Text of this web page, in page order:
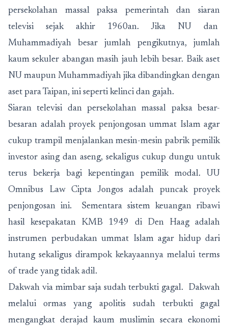
persekolahan massal paksa pemerintah dan siaran
televisi sejak akhir 1960an. Jika NU dan
Muhammadiyah besar jumlah pengikutnya, jumlah
kaum sekuler abangan masih jauh lebih besar. Baik aset
NU maupun Muhammadiyah jika dibandingkan dengan
aset para Taipan, ini seperti kelinci dan gajah.
Siaran televisi dan persekolahan massal paksa besar-
besaran adalah proyek penjongosan ummat Islam agar
cukup trampil menjalankan mesin-mesin pabrik pemilik
investor asing dan aseng, sekaligus cukup dungu untuk
terus bekerja bagi kepentingan pemilik modal. UU
Omnibus Law Cipta Jongos adalah puncak proyek
penjongosan ini. Sementara sistem keuangan ribawi
hasil kesepakatan KMB 1949 di Den Haag adalah
instrumen perbudakan ummat Islam agar hidup dari
hutang sekaligus dirampok kekayaannya melalui terms
of trade yang tidak adil.
Dakwah via mimbar saja sudah terbukti gagal. Dakwah
melalui ormas yang apolitis sudah terbukti gagal
mengangkat derajad kaum muslimin secara ekonomi